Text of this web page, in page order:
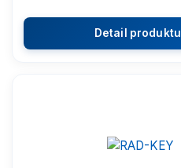
Detail produktu